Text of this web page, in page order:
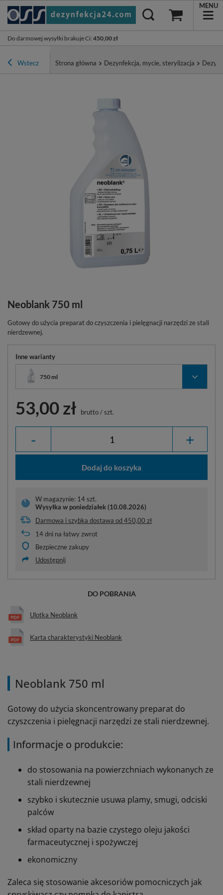
Do darmowej wysyłki brakuje Ci: 450,00 zł
MENU
Wstecz Strona główna Dezynfekcja, mycie, sterylizacja
Neoblank 750 ml
Gotowy do użycia preparat do czyszczenia i pielęgnacji narzędzi ze stali
nierdzewnej.
Inne warianty
750 ml
53,00 zł brutto/szt.
- +
Dodaj do koszyka
W magazynie: 14 szt.
Wysyłka w poniedziałek (10.08.2026)
Darmowa i szybka dostawa od450,00 zł
14dni na łatwy zwrot
Bezpieczne zakupy
Udostępnij
DO POBRANIA
Ulotka Neoblank
Karta charakterystyki Neoblank
Neoblank 750 ml
Gotowy do użycia skoncentrowany preparat do
czyszczenia i pielęgnacji narzędzi ze stali nierdzewnej.
Informacje o produkcie:
do stosowania na powierzchniach wykonanych ze
stali nierdzewnej
szybko i skutecznie usuwa plamy, smugi, odciski
palców
skład oparty na bazie czystego oleju jakości
farmaceutycznej i spożywczej
ekonomiczny
Zaleca się stosowanie akcesoriów pomocniczych jak